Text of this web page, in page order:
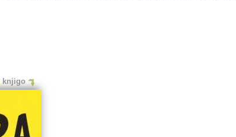
knjigo